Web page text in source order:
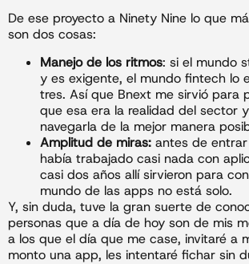
De ese proyecto a Ninety Nine lo que
son dos cosas:
Manejo de los ritmos: si el mundo
y es exigente, el mundo fintech lo
tres. Así que Bnext me sirvió para
que esa era la realidad del sector
navegarla de la mejor manera
Amplitud de miras: antes de
había trabajado casi nada con
casi dos años allí sirvieron para
mundo de las apps no está solo.
Y, sin duda, tuve la gran suerte de
personas que a día de hoy son de mis
a los que el día que me case, invitaré a
monto una app, les intentaré fichar sin